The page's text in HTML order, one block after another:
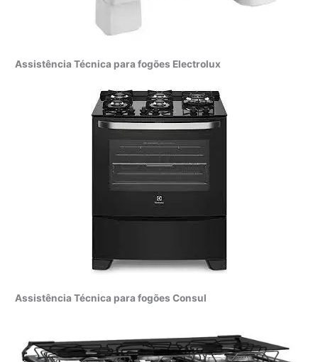
Assistência Técnica para fogões Electrolux
Assistência Técnica para fogões Consul